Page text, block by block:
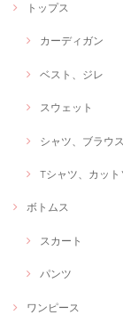
トップス
カーディガン
ベスト、ジレ
スウェット
シャツ、ブラウス
Tシャツ、カット
ボトムス
スカート
パンツ
ワンピース